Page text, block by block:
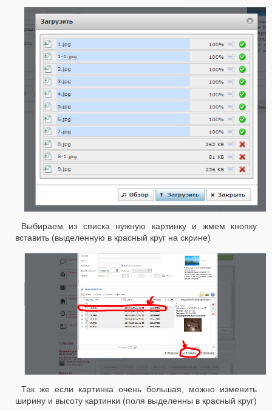
Выбираем из списка нужную картинку и жмем кнопку
вставить (выделенную в красный круг на скрине)
Так же если картинка очень большая, можно изменить
ширину и высоту картинки (поля выделенны в красный круг)